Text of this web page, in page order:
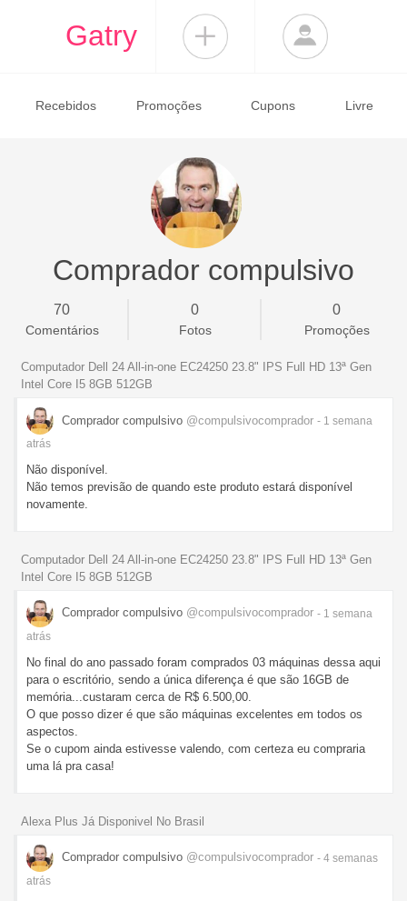
Gatry
Recebidos Promoções Cupons Livre
Comprador compulsivo
70
Comentários
0
Fotos
0
Promoções
Computador Dell 24 All-in-one EC24250 23.8" IPS Full HD 13ª Gen
Intel Core I5 8GB 512GB
Comprador compulsivo @compulsivocomprador - 1 semana
atrás
Não disponível.
Não temos previsão de quando este produto estará disponível
novamente.
Computador Dell 24 All-in-one EC24250 23.8" IPS Full HD 13ª Gen
Intel Core I5 8GB 512GB
Comprador compulsivo @compulsivocomprador - 1 semana
atrás
No final do ano passado foram comprados 03 máquinas dessa aqui
para o escritório, sendo a única diferença é que são 16GB de
memória...custaram cerca de R$ 6.500,00.
O que posso dizer é que são máquinas excelentes em todos os
aspectos.
Se o cupom ainda estivesse valendo, com certeza eu compraria
uma lá pra casa!
Alexa Plus Já Disponivel No Brasil
Comprador compulsivo @compulsivocomprador - 4 semanas
atrás